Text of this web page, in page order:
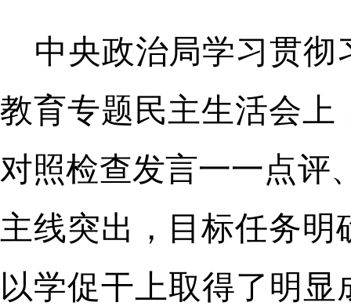
中央政治局学习贯
教育专题民主生活会上
对照检查发言一一点评
主线突出，目标任务
以学促干上取得了明